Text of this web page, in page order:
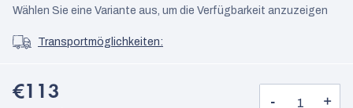
Wählen Sie eine Variante aus, um die Verfügbarkeit anzuzeigen
Transportmöglichkeiten:
€113